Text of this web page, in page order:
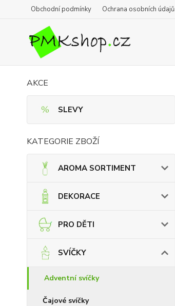
Obchodní podmínky Ochrana osobních údajů
AKCE
SLEVY
KATEGORIE ZBOŽÍ
AROMA SORTIMENT
DEKORACE
PRO DĚTI
SVÍČKY
Adventní svíčky
Čajové svíčky